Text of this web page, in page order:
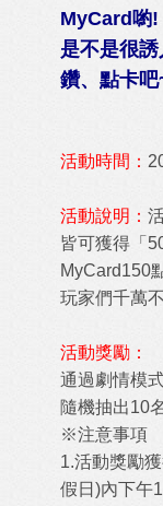
MyCard喲!
是不是很
鑽、點卡吧
活動時間：
活動說明：
皆可獲得「
MyCard150
玩家們千萬
活動獎勵：
通過劇情模
隨機抽出10
※注意事項
1.活動獎勵
假日)內下午